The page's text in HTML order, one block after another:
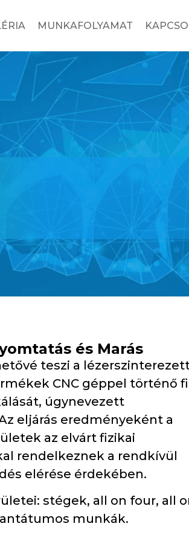
MUNKAFOLYAMAT
és Marás
teszi a
CNC géppel történő fi
úgynevezett
eljárás eredményeként a
az elvárt fizikai
rendelkeznek a rendkívül
elérése érdekében.
stégek, all on four, all
munkák.